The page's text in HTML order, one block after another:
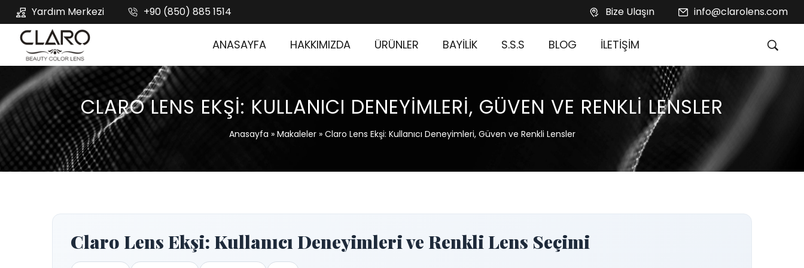
Yardım Merkezi +90 (850) 885 1514 Bize Ulaşın info@clarolens.com
ANASAYFA HAKKIMIZDA ÜRÜNLER BAYİLİK S.S.S BLOG İLETİŞİM
CLARO LENS EKŞI: KULLANICI DENEYIMLERI, GÜVEN VE RENKLI LENSLER
Anasayfa » Makaleler» Claro Lens Ekşi: Kullanıcı Deneyimleri, Güven ve Renkli Lensler
Claro Lens Ekşi: Kullanıcı Deneyimleri ve Renkli Lens Seçimi